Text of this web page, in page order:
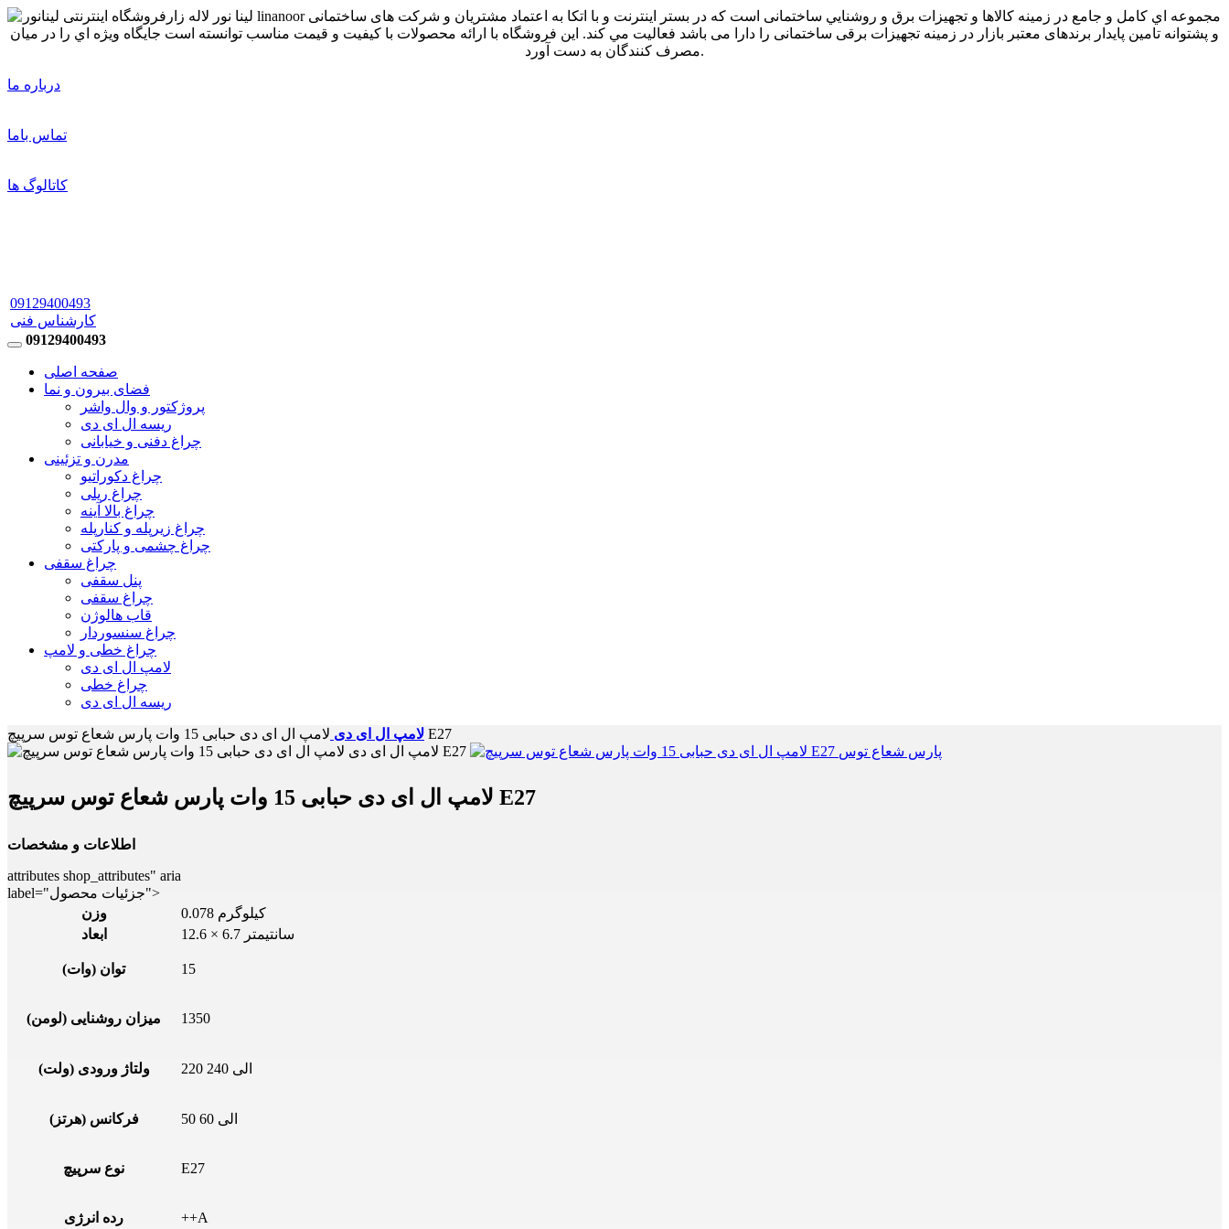
درباره ما
تماس باما
کاتالوگ ها
09129400493
کارشناس فنی
09129400493
صفحه اصلی
فضای بیرون و نما
پروژکتور و وال واشر
ریسه ال ای دی
چراغ دفنی و خیابانی
مدرن و تزئینی
چراغ دکوراتیو
چراغ ریلی
چراغ بالا آینه
چراغ زیرپله و کنارپله
چراغ چشمی و پارکتی
چراغ سقفی
پنل سقفی
چراغ سقفی
قاب هالوژن
چراغ سنسوردار
چراغ خطی و لامپ
لامپ ال ای دی
چراغ خطی
ریسه ال ای دی
لامپ ال ای دی لامپ ال ای دی حبابی 15 وات پارس شعاع توس سرپیچ E27
لامپ ال ای دی حبابی 15 وات پارس شعاع توس سرپیچ E27
اطلاعات و مشخصات
attributes shop_attributes" aria
label="جزئیات محصول">
وزن
0.078 کیلوگرم
ابعاد
12.6 × 6.7 سانتیمتر
توان (وات) 15
میزان روشنایی (لومن) 1350
ولتاژ ورودی (ولت) 220 الی 240
فرکانس (هرتز) 50 الی 60
نوع سرپیچ E27
رده انرژی ++A